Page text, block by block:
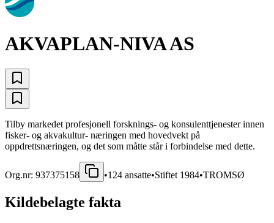
AKVAPLAN-NIVA AS
Tilby markedet profesjonell forsknings- og konsulenttjenester innen
fisker- og akvakultur- næringen med hovedvekt på
oppdrettsnæringen, og det som måtte står i forbindelse med dette.
Org.nr: 937375158 •124 ansatte•Stiftet 1984•TROMSØ
Kildebelagte fakta